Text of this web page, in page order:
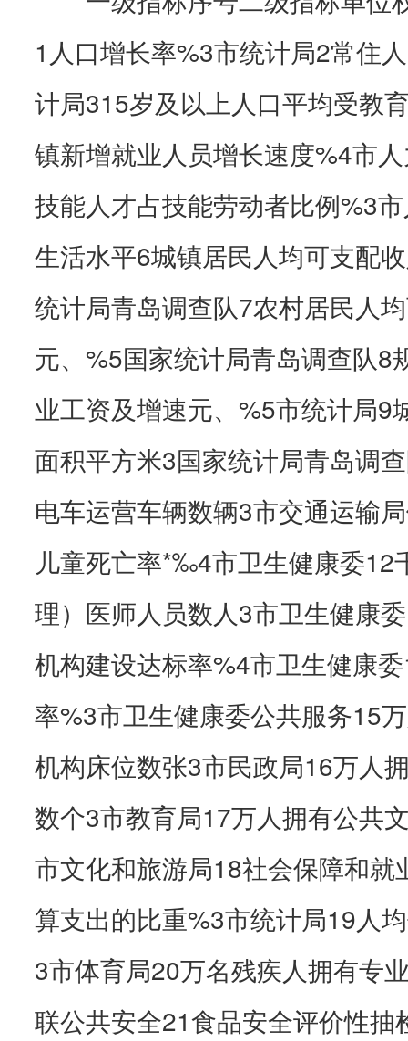
1人口增长率%3市统计局2常住
计局315岁及以上人口平均受教
镇新增就业人员增长速度%4市
技能人才占技能劳动者比例%3
生活水平6城镇居民人均可支配
统计局青岛调查队7农村居民人
元、%5国家统计局青岛调查队8
业工资及增速元、%5市统计局9
面积平方米3国家统计局青岛调
电车运营车辆数辆3市交通运输
儿童死亡率*‰4市卫生健康委12
理）医师人员数人3市卫生健康
机构建设达标率%4市卫生健康
率%3市卫生健康委公共服务15
机构床位数张3市民政局16万人
数个3市教育局17万人拥有公共
市文化和旅游局18社会保障和就
算支出的比重%3市统计局19人
3市体育局20万名残疾人拥有专
联公共安全21食品安全评价性抽